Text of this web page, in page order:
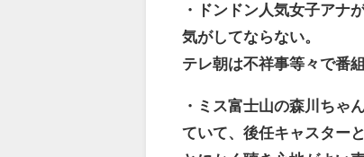
・ドンドン人気女子アナ
気がしてならない。
テレ朝は不祥事等々で番
・ミス富士山の森川ちゃ
ていて、後任キャスター